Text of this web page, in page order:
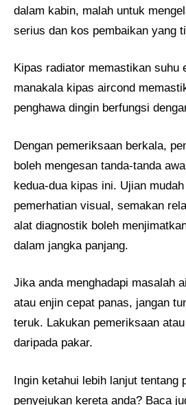
dalam kabin, malah untuk
serius dan kos pembaikan yang
Kipas radiator memastikan suhu
manakala kipas aircond
penghawa dingin berfungsi
Dengan pemeriksaan berkala,
boleh mengesan tanda-tanda
kedua-dua kipas ini. Ujian
pemerhatian visual, semakan
alat diagnostik boleh
dalam jangka panjang.
Jika anda menghadapi masalah
atau enjin cepat panas, jangan
teruk. Lakukan pemeriksaan
daripada pakar.
Ingin ketahui lebih lanjut tentang
penyejukan kereta anda? Baca